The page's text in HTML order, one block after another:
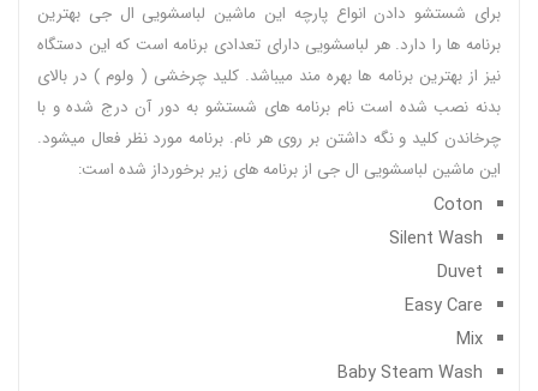
برای شستشو دادن انواع پارچه این ماشین لباسشویی ال جی بهترین
برنامه ها را دارد. هر لباسشویی دارای تعدادی برنامه است که این دستگاه
نیز از بهترین برنامه ها بهره مند میباشد. کلید چرخشی ( ولوم ) در بالای
بدنه نصب شده است نام برنامه های شستشو به دور آن درج شده و با
چرخاندن کلید و نگه داشتن بر روی هر نام. برنامه مورد نظر فعال میشود.
این ماشین لباسشویی ال جی از برنامه های زیر برخورداز شده است:
Coton
Silent Wash
Duvet
Easy Care
Mix
Baby Steam Wash